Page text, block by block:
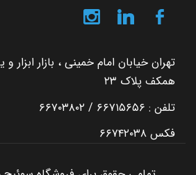
تهران خیابان امام خمینی ، بازار ابزار
همکف پلاک ۲۳
تلفن : ۶۶۷۱۵۶۵۶ / ۶۶۷۰۳۸۰۲
فکس ۶۶۷۴۲۰۳۸